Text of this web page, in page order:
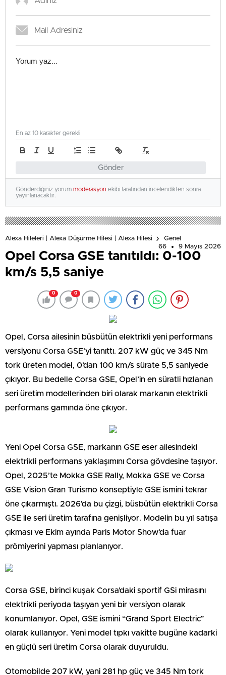
Gönder
En az 10 karakter gerekli
Gönderdiğiniz yorum moderasyon ekibi tarafından incelendikten sonra
yayınlanacaktır.
Alexa Hileleri | Alexa Düşürme Hilesi | Alexa Hilesi
Genel
66
9 Mayıs 2026
Opel Corsa GSE tanıtıldı: 0-100
km/s 5,5 saniye
0 0
Opel, Corsa ailesinin büsbütün elektrikli yeni performans
versiyonu Corsa GSE’yi tanıttı. 207 kW güç ve 345 Nm
tork üreten model, 0’dan 100 km/s sürate 5,5 saniyede
çıkıyor. Bu bedelle Corsa GSE, Opel’in en süratli hızlanan
seri üretim modellerinden biri olarak markanın elektrikli
performans gamında öne çıkıyor.
Yeni Opel Corsa GSE, markanın GSE eser ailesindeki
elektrikli performans yaklaşımını Corsa gövdesine taşıyor.
Opel, 2025’te Mokka GSE Rally, Mokka GSE ve Corsa
GSE Vision Gran Turismo konseptiyle GSE ismini tekrar
öne çıkarmıştı. 2026’da bu çizgi, büsbütün elektrikli Corsa
GSE ile seri üretim tarafına genişliyor. Modelin bu yıl satışa
çıkması ve Ekim ayında Paris Motor Show’da fuar
prömiyerini yapması planlanıyor.
Corsa GSE, birinci kuşak Corsa’daki sportif GSi mirasını
elektrikli periyoda taşıyan yeni bir versiyon olarak
konumlanıyor. Opel, GSE ismini “Grand Sport Electric”
olarak kullanıyor. Yeni model tıpkı vakitte bugüne kadarki
en güçlü seri üretim Corsa olarak duyuruldu.
Otomobilde 207 kW, yani 281 hp güç ve 345 Nm tork